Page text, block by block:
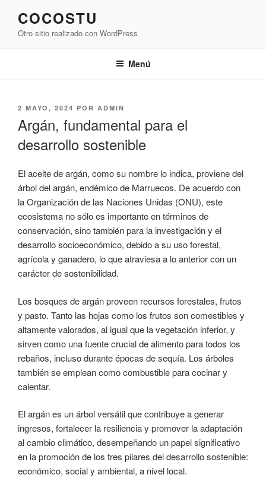
contenido
COCOSTU
Otro sitio realizado con WordPress
Menú
PUBLICADO
2 MAYO, 2024 POR ADMIN
Argán, fundamental para el
desarrollo sostenible
El aceite de argán, como su nombre lo indica, proviene del
árbol del argán, endémico de Marruecos. De acuerdo con
la Organización de las Naciones Unidas (ONU), este
ecosistema no sólo es importante en términos de
conservación, sino también para la investigación y el
desarrollo socioeconómico, debido a su uso forestal,
agrícola y ganadero, lo que atraviesa a lo anterior con un
carácter de sostenibilidad.
Los bosques de argán proveen recursos forestales, frutos
y pasto. Tanto las hojas como los frutos son comestibles y
altamente valorados, al igual que la vegetación inferior, y
sirven como una fuente crucial de alimento para todos los
rebaños, incluso durante épocas de sequía. Los árboles
también se emplean como combustible para cocinar y
calentar.
El argán es un árbol versátil que contribuye a generar
ingresos, fortalecer la resiliencia y promover la adaptación
al cambio climático, desempeñando un papel significativo
en la promoción de los tres pilares del desarrollo sostenible:
económico, social y ambiental, a nivel local.